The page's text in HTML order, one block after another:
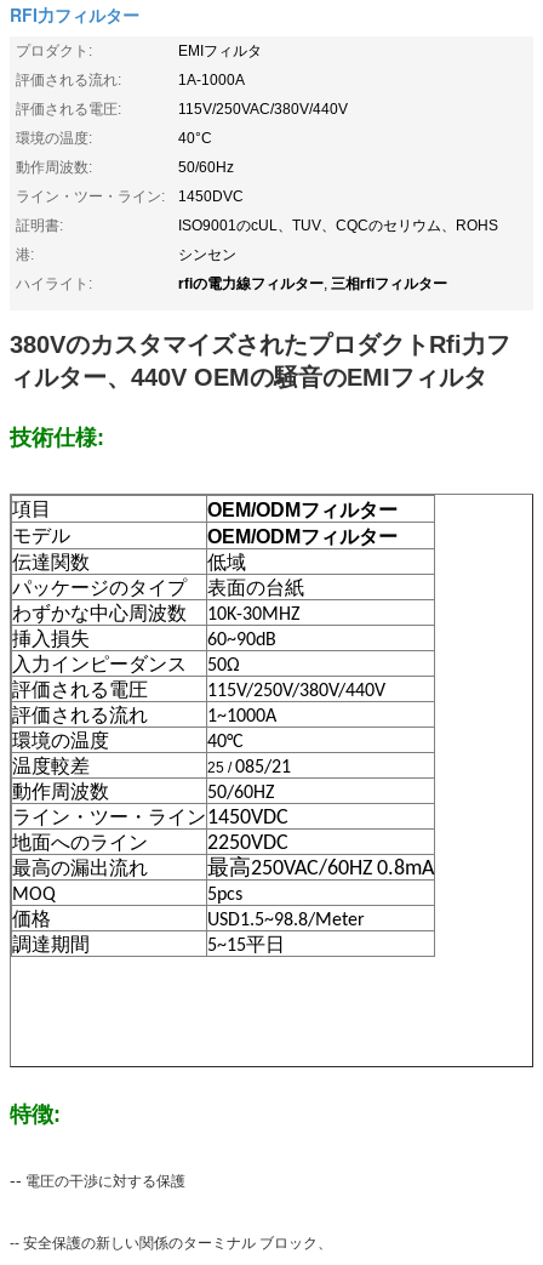
RFI力フィルター
プロダクト:
EMIフィルタ
評価される流れ:
1A-1000A
評価される電圧:
115V/250VAC/380V/440V
環境の温度:
40°C
動作周波数:
50/60Hz
ライン・ツー・ライン:
1450DVC
証明書:
ISO9001のcUL、TUV、CQCのセリウム、ROHS
港:
シンセン
ハイライト:
rfiの電力線フィルター, 三相rfiフィルター
380VのカスタマイズされたプロダクトRfi力フ
ィルター、440V OEMの騒音のEMIフィルタ
技術仕様:
項目 OEM/ODMフィルター
モデル OEM/ODMフィルター
伝達関数
低域
パッケージのタイプ
表面の台紙
わずかな中心周波数
10K-30MHZ
挿入損失
60~90dB
入力インピーダンス
50Ω
評価される電圧
115V/250V/380V/440V
評価される流れ
1~1000A
環境の温度
40°C
温度較差
25 /085/21
動作周波数
50/60HZ
ライン・ツー・ライン1450VDC
地面へのライン 2250VDC
最高の漏出流れ 最高250VAC/60HZ 0.8mA
MOQ
5pcs
価格
USD1.5~98.8/Meter
調達期間
5~15平日
特徴:
-- 電圧の干渉に対する保護
-- 安全保護の新しい関係のターミナル ブロック、